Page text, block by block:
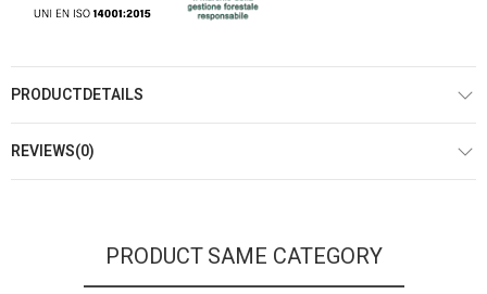
PRODUCTDETAILS
REVIEWS(0)
PRODUCT SAME CATEGORY